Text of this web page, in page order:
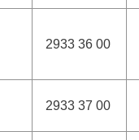
2933 36 00
2933 37 00